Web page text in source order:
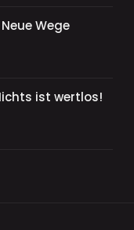
Wege
ist wertlos!